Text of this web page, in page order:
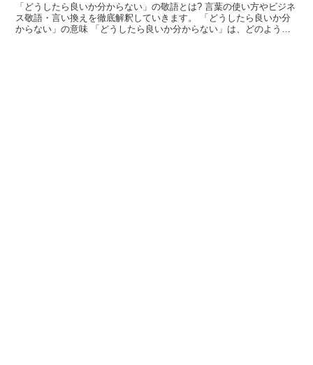
「どうしたら良いか分からない」の敬語とは? 言葉の使い方やビジネ
ス敬語・言い換えを徹底解釈していきます。 「どうしたら良いか分
からない」の意味 「どうしたら良いか分からない」は、どのように